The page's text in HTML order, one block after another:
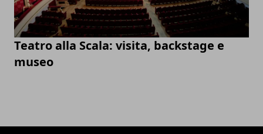
Teatro alla Scala: visita, backstage e
museo